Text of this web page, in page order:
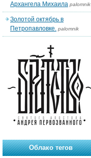
Архангела Михаила palomnik
Золотой октябрь в
Петропавловке. palomnik
Облако тегов